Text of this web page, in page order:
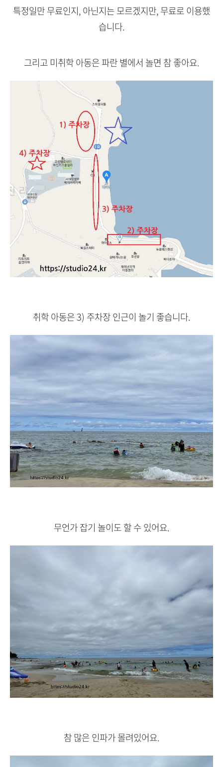
특정일만 무료인지, 아닌지는 모르겠지만, 무료로 이용했
습니다.
그리고 미취학 아동은 파란 별에서 놀면 참 좋아요.
취학 아동은 3) 주차장 인근이 놀기 좋습니다.
무언가 잡기 놀이도 할 수 있어요.
참 많은 인파가 몰려있어요.